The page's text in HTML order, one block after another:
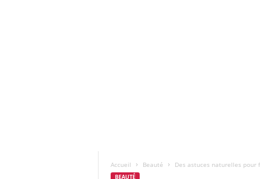
Accueil Beauté Des astuces naturelles
BEAUTÉ